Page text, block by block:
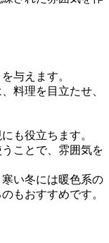
与えます。
料理を目立たせ、
も役立ちます。
ことで、雰囲気を
い冬には暖色系の
もおすすめです。